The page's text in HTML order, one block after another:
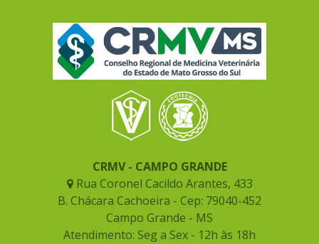
CRMV - CAMPO GRANDE
Rua Coronel Cacildo Arantes, 433
B. Chácara Cachoeira - Cep: 79040-452
Campo Grande - MS
Atendimento: Seg a Sex - 12h às 18h